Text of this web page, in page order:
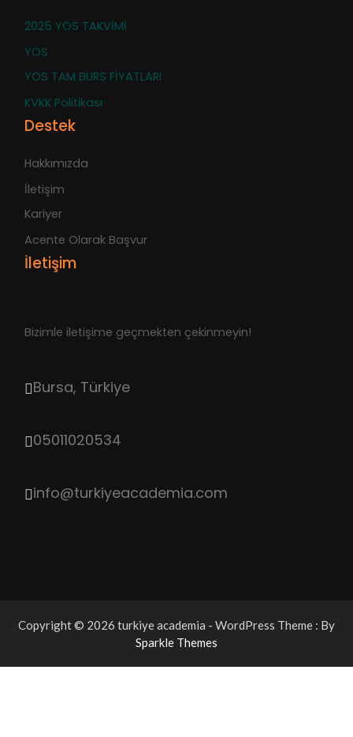
2025 YÖS TAKVİMİ
YÖS
YÖS TAM BURS FİYATLARI
KVKK Politikası
Destek
Hakkımızda
İletişim
Kariyer
Acente Olarak Başvur
İletişim
Bizimle iletişime geçmekten çekinmeyin!
Bursa, Türkiye
05011020534
info@turkiyeacademia.com
Copyright © 2026 turkiye academia - WordPress Theme : By
Sparkle Themes